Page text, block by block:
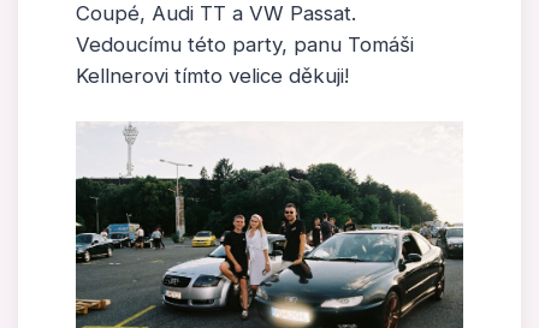
Coupé, Audi TT a VW Passat.
Vedoucímu této party, panu Tomáši
Kellnerovi tímto velice děkuji!